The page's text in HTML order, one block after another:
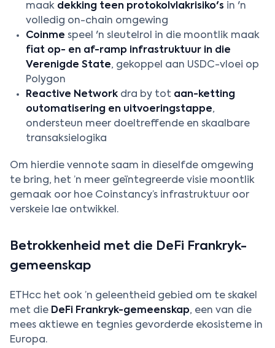
maak dekking teen protokolvlakrisiko's in 'n
volledig on-chain omgewing
Coinme speel 'n sleutelrol in die moontlik maak
fiat op- en af-ramp infrastruktuur in die
Verenigde State, gekoppel aan USDC-vloei op
Polygon
Reactive Network dra by tot aan-ketting
outomatisering en uitvoeringstappe,
ondersteun meer doeltreffende en skaalbare
transaksielogika
Om hierdie vennote saam in dieselfde omgewing
te bring, het ’n meer geïntegreerde visie moontlik
gemaak oor hoe Coinstancy’s infrastruktuur oor
verskeie lae ontwikkel.
Betrokkenheid met die DeFi Frankryk-
gemeenskap
ETHcc het ook ’n geleentheid gebied om te skakel
met die DeFi Frankryk-gemeenskap, een van die
mees aktiewe en tegnies gevorderde ekosisteme in
Europa.